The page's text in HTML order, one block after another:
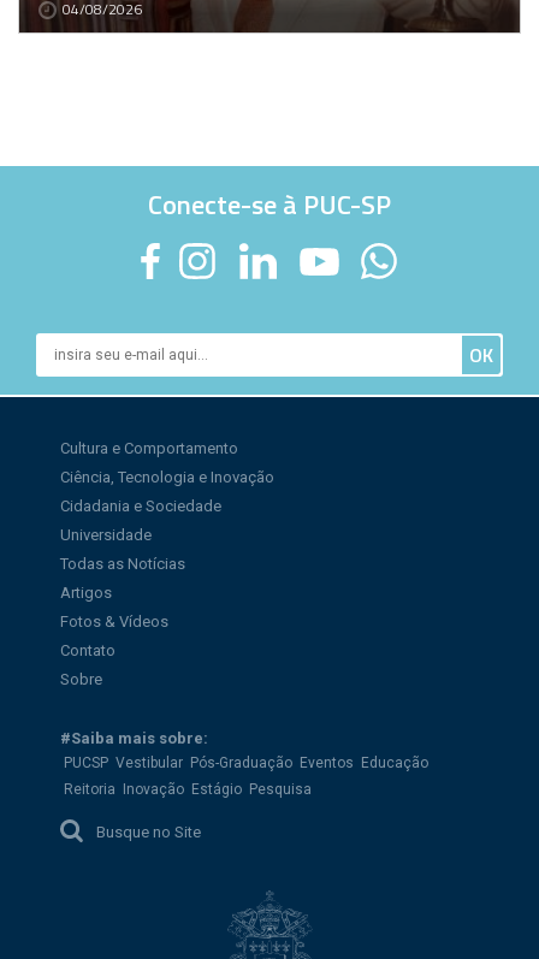
04/08/2026
Conecte-se à PUC-SP
Cultura e Comportamento
Ciência, Tecnologia e Inovação
Cidadania e Sociedade
Universidade
Todas as Notícias
Artigos
Fotos & Vídeos
Contato
Sobre
#Saiba mais sobre:
PUCSP Vestibular Pós-Graduação Eventos
Educação
Reitoria
Inovação Estágio Pesquisa
Busque no Site